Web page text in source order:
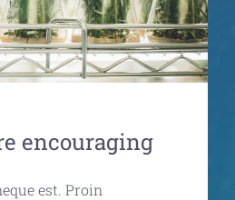
encouraging
est. Proin